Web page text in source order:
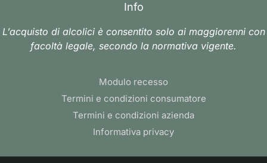
Info
L’acquisto di alcolici è consentito solo ai maggiorenni con
facoltà legale, secondo la normativa vigente.
Modulo recesso
Termini e condizioni consumatore
Termini e condizioni azienda
Informativa privacy